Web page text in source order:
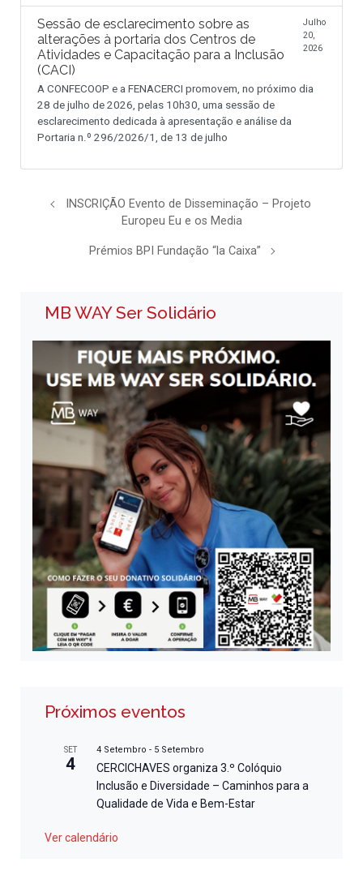
Sessão de esclarecimento sobre as
alterações à portaria dos Centros de
Atividades e Capacitação para a Inclusão
(CACI)
Julho
20,
2026
A CONFECOOP e a FENACERCI promovem, no próximo dia
28 de julho de 2026, pelas 10h30, uma sessão de
esclarecimento dedicada à apresentação e análise da
Portaria n.º 296/2026/1, de 13 de julho
INSCRIÇÃO Evento de Disseminação – Projeto
Europeu Eu e os Media
Prémios BPI Fundação “la Caixa”
MB WAY Ser Solidário
Próximos eventos
SET
4
4 Setembro - 5 Setembro
CERCICHAVES organiza 3.º Colóquio
Inclusão e Diversidade – Caminhos para a
Qualidade de Vida e Bem-Estar
Ver calendário